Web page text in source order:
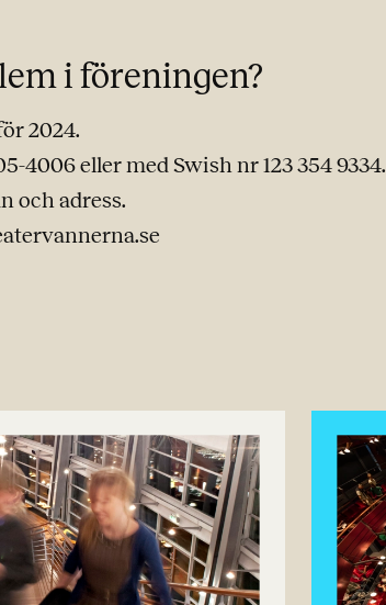
i föreningen?
2024.
4006 eller med Swish nr 123 354 9334.
och adress.